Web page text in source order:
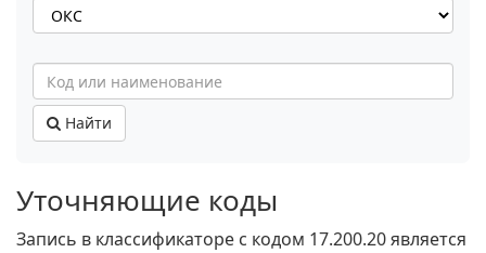
Найти
Уточняющие коды
Запись в классификаторе с кодом 17.200.20 является